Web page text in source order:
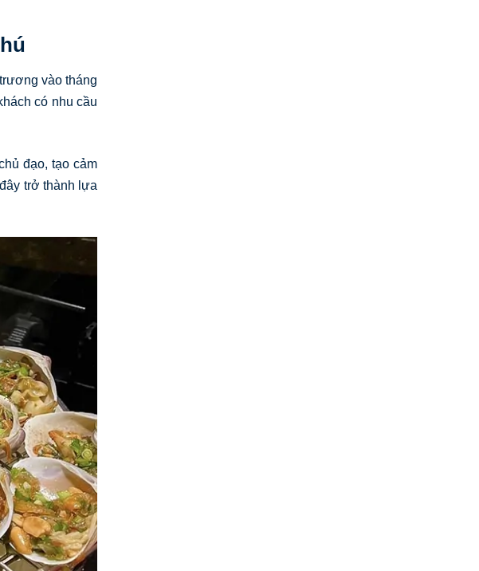
vào tháng
có nhu cầu
đạo, tạo cảm
trở thành lựa